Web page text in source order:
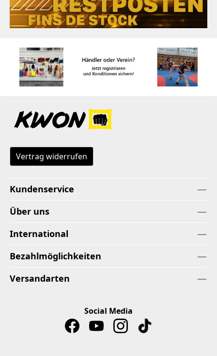
Vertrag widerrufen
Kundenservice
Über uns
International
Bezahlmöglichkeiten
Versandarten
Social Media